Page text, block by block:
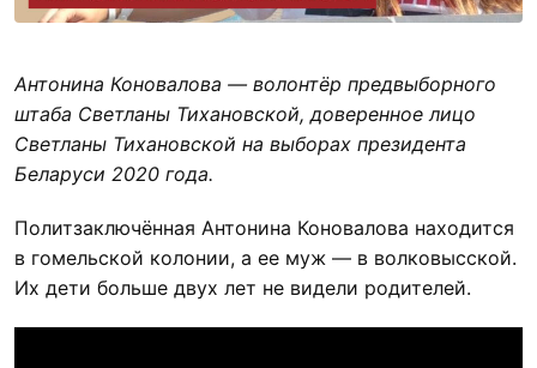
Антонина Коновалова — волонтёр предвыборного
штаба Светланы Тихановской, доверенное лицо
Светланы Тихановской на выборах президента
Беларуси 2020 года.
Политзаключённая Антонина Коновалова находится
в гомельской колонии, а ее муж — в волковысской.
Их дети больше двух лет не видели родителей.